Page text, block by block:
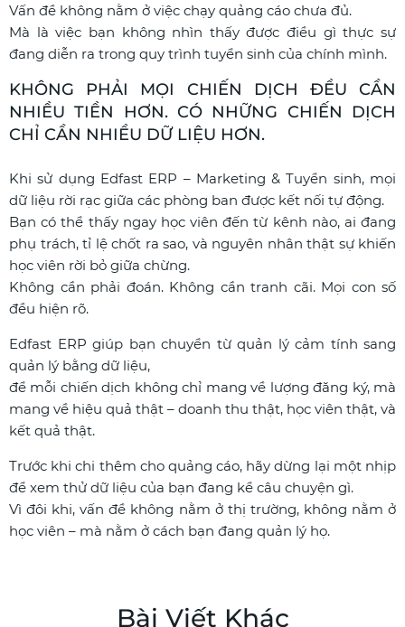
Vấn đề không nằm ở việc chạy quảng cáo chưa đủ.
Mà là việc bạn không nhìn thấy được điều gì thực sự
đang diễn ra trong quy trình tuyển sinh của chính mình.
KHÔNG PHẢI MỌI CHIẾN DỊCH ĐỀU CẦN
NHIỀU TIỀN HƠN. CÓ NHỮNG CHIẾN DỊCH
CHỈ CẦN NHIỀU DỮ LIỆU HƠN.
Khi sử dụng Edfast ERP – Marketing & Tuyển sinh, mọi
dữ liệu rời rạc giữa các phòng ban được kết nối tự động.
Bạn có thể thấy ngay học viên đến từ kênh nào, ai đang
phụ trách, tỉ lệ chốt ra sao, và nguyên nhân thật sự khiến
học viên rời bỏ giữa chừng.
Không cần phải đoán. Không cần tranh cãi. Mọi con số
đều hiện rõ.
Edfast ERP giúp bạn chuyển từ quản lý cảm tính sang
quản lý bằng dữ liệu,
để mỗi chiến dịch không chỉ mang về lượng đăng ký, mà
mang về hiệu quả thật – doanh thu thật, học viên thật, và
kết quả thật.
Trước khi chi thêm cho quảng cáo, hãy dừng lại một nhịp
để xem thử dữ liệu của bạn đang kể câu chuyện gì.
Vì đôi khi, vấn đề không nằm ở thị trường, không nằm ở
học viên – mà nằm ở cách bạn đang quản lý họ.
Bài Viết Khác